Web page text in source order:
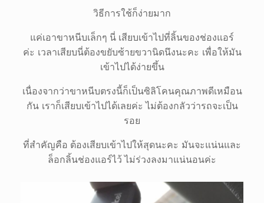
วิธีการใช้ก็ง่ายมาก
แค่เอาขาหนีบเล็กๆ นี่ เสียบเข้าไปที่ลิ้นของช่องแอร์
ค่ะ เวลาเสียบนี่ต้องขยับซ้ายขวานิดนึงนะคะ เพื่อให้มัน
เข้าไปได้ง่ายขึ้น
เนื่องจากว่าขาหนีบตรงนี้ก็เป็นซิลิโคนคุณภาพดีเหมือน
กัน เราก็เสียบเข้าไปได้เลยค่ะ ไม่ต้องกลัวว่ารถจะเป็น
รอย
ที่สำคัญคือ ต้องเสียบเข้าไปให้สุดนะคะ มันจะแน่นและ
ล็อกลิ้นช่องแอร์ไว้ ไม่ร่วงลงมาแน่นอนค่ะ